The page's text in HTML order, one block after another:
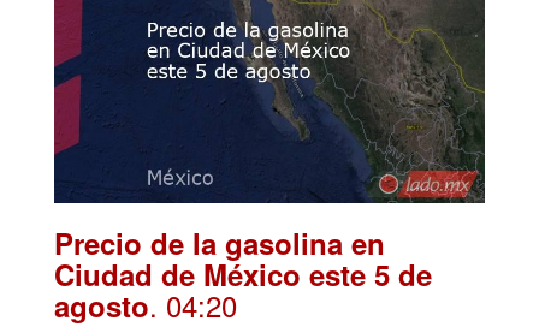
Precio de la gasolina en
Ciudad de México este 5 de
agosto. 04:20